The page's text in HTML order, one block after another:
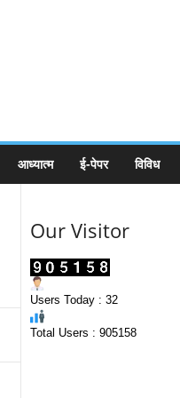
आध्यात्म ई-पेपर विविध
Our Visitor
Users Today : 32
Total Users : 905158